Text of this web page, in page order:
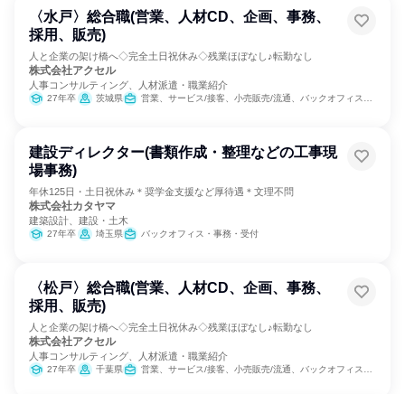
〈水戸〉総合職(営業、人材CD、企画、事務、
採用、販売)
人と企業の架け橋へ◇完全土日祝休み◇残業ほぼなし♪転勤なし
株式会社アクセル
人事コンサルティング、人材派遣・職業紹介
27年卒 茨城県 営業、サービス/接客、小売販売/流通、バックオフィス・事務・受付、人事、総務、マーケティング・広告・宣伝
建設ディレクター(書類作成・整理などの工事現
場事務)
年休125日・土日祝休み＊奨学金支援など厚待遇＊文理不問
株式会社カタヤマ
建築設計、建設・土木
27年卒 埼玉県 バックオフィス・事務・受付
〈松戸〉総合職(営業、人材CD、企画、事務、
採用、販売)
人と企業の架け橋へ◇完全土日祝休み◇残業ほぼなし♪転勤なし
株式会社アクセル
人事コンサルティング、人材派遣・職業紹介
27年卒 千葉県 営業、サービス/接客、小売販売/流通、バックオフィス・事務・受付、人事、総務、マーケティング・広告・宣伝